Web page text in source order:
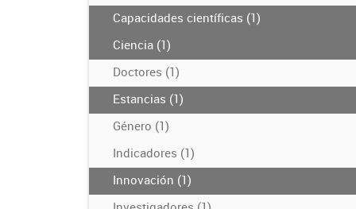
Capacidades científicas (1)
Ciencia (1)
Doctores (1)
Estancias (1)
Género (1)
Indicadores (1)
Innovación (1)